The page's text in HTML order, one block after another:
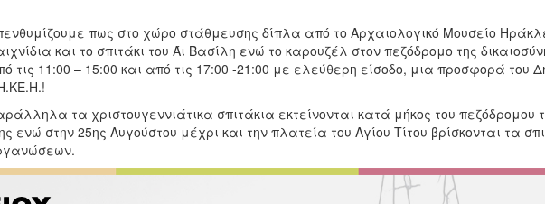
πως στο χώρο στάθμευσης δίπλα από το Αρχαιολογικό Μουσείο
και το σπιτάκι του Άι Βασίλη ενώ το καρουζέλ στον πεζόδρομο της
τις 11:00 – 15:00 και από τις 17:00 -21:00 με ελεύθερη είσοδο, μια προσφορά του
τα χριστουγεννιάτικα σπιτάκια εκτείνονται κατά μήκος του πεζόδρομου
ενώ στην 25ης Αυγούστου μέχρι και την πλατεία του Αγίου Τίτου βρίσκονται τα